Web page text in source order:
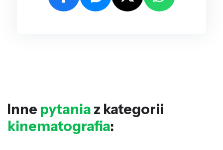
Inne pytania z kategorii
kinematografia: